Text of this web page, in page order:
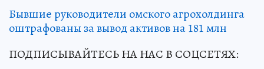
Бывшие руководители омского агрохолдинга
оштрафованы за вывод активов на 181 млн
ПОДПИСЫВАЙТЕСЬ НА НАС В СОЦСЕТЯХ: